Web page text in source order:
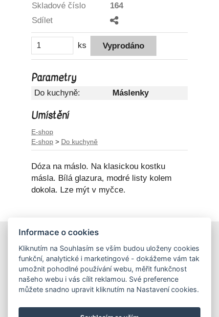
Skladové číslo
164
Sdílet
ks
Parametry
Do kuchyně: Máslenky
Umístění
E-shop
E-shop > Do kuchyně
Dóza na máslo. Na klasickou kostku
másla. Bílá glazura, modré listy kolem
dokola. Lze mýt v myčce.
Obchodní podmínky
Podmínky ochrany osobních údajů
Hrnečky
Ateliér Hrnečky
Informace o cookies
Kliknutím na Souhlasím se vším budou uloženy cookies
funkční, analytické i marketingové - dokážeme vám tak
umožnit pohodlné používání webu, měřit funkčnost
našeho webu i vás cílit reklamou. Své preference
můžete snadno upravit kliknutím na Nastavení cookies.